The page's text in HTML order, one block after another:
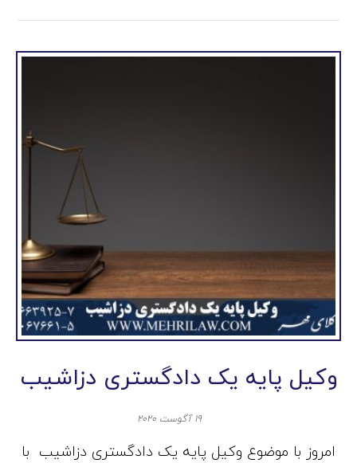
وکیل پایه یک دادگستری دزاشیب
۱۹ آگوست ۲۰۲۰
امروز با موضوع وکیل پایه یک دادگستری دزاشیب با